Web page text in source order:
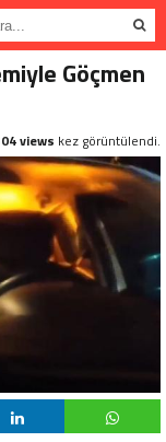
Göçmen
views kez görüntülendi.